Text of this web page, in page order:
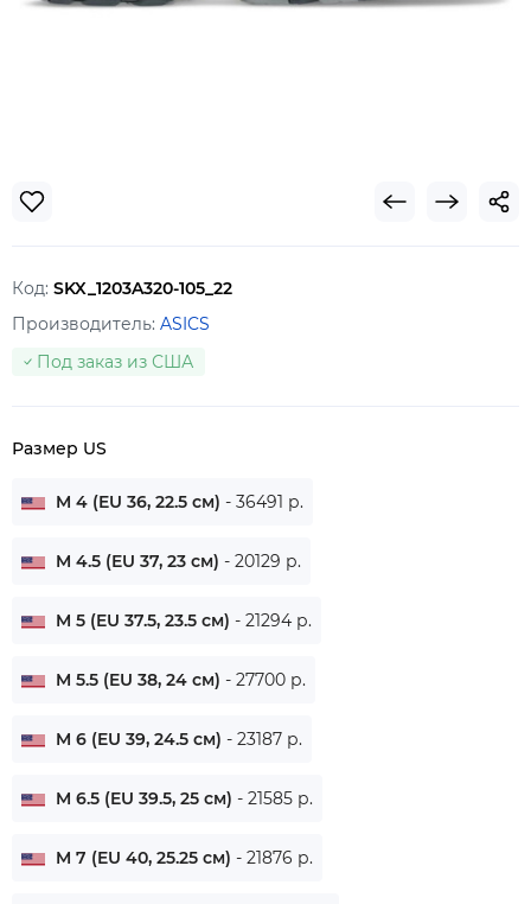
Код: SKX_1203A320-105_22
Производитель: ASICS
Под заказ из США
Размер US
M 4 (EU 36, 22.5 см) - 36491 р.
M 4.5 (EU 37, 23 см) - 20129 р.
M 5 (EU 37.5, 23.5 см) - 21294 р.
M 5.5 (EU 38, 24 см) - 27700 р.
M 6 (EU 39, 24.5 см) - 23187 р.
M 6.5 (EU 39.5, 25 см) - 21585 р.
M 7 (EU 40, 25.25 см) - 21876 р.